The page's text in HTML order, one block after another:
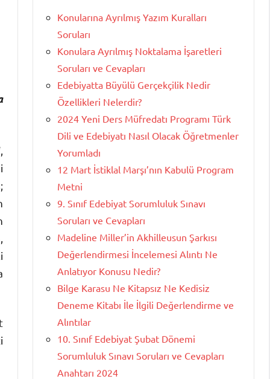
Konularına Ayrılmış Yazım Kuralları
Soruları
Konulara Ayrılmış Noktalama İşaretleri
Soruları ve Cevapları
Edebiyatta Büyülü Gerçekçilik Nedir
Özellikleri Nelerdir?
2024 Yeni Ders Müfredatı Programı Türk
Dili ve Edebiyatı Nasıl Olacak Öğretmenler
Yorumladı
12 Mart İstiklal Marşı’nın Kabulü Program
Metni
9. Sınıf Edebiyat Sorumluluk Sınavı
Soruları ve Cevapları
Madeline Miller’in Akhilleusun Şarkısı
Değerlendirmesi İncelemesi Alıntı Ne
Anlatıyor Konusu Nedir?
Bilge Karasu Ne Kitapsız Ne Kedisiz
Deneme Kitabı İle İlgili Değerlendirme ve
Alıntılar
10. Sınıf Edebiyat Şubat Dönemi
Sorumluluk Sınavı Soruları ve Cevapları
Anahtarı 2024